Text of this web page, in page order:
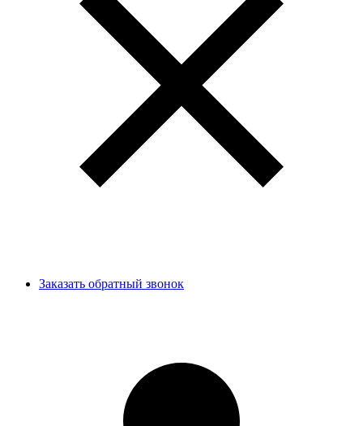
Заказать обратный звонок